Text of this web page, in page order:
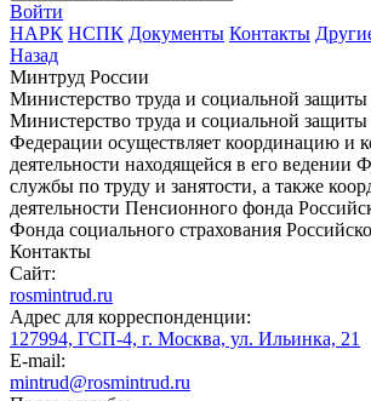
Войти
НАРК НСПК Документы Контакты
Назад
Минтруд России
Министерство труда и социальной
Министерство труда и социальной защиты
Федерации осуществляет координацию и
деятельности находящейся в его ведении
службы по труду и занятости, а также
деятельности Пенсионного фонда
Фонда социального страхования
Контакты
Сайт:
rosmintrud.ru
Адрес для корреспонденции:
127994, ГСП-4, г. Москва, ул. Ильинка, 21
E-mail:
mintrud@rosmintrud.ru